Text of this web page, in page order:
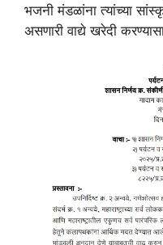
भजनी मंडळांना त्यांच्या
असणारी वाद्ये खरेदी